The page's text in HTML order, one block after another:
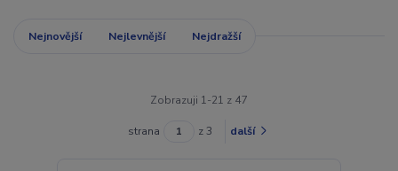
Nejnovější Nejlevnější Nejdražší
Zobrazuji 1-21 z 47
strana z 3 další